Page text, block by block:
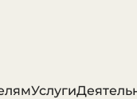
Услуги